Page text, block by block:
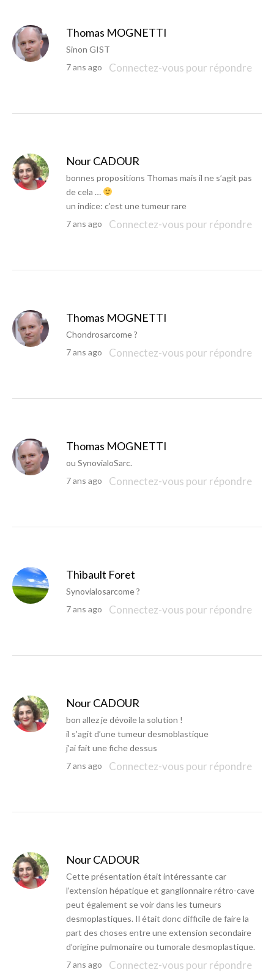
Thomas MOGNETTI
Sinon GIST
7 ans ago
Connectez-vous pour répondre
Nour CADOUR
bonnes propositions Thomas mais il ne s’agit pas
de cela …
un indice: c’est une tumeur rare
7 ans ago
Connectez-vous pour répondre
Thomas MOGNETTI
Chondrosarcome ?
7 ans ago
Connectez-vous pour répondre
Thomas MOGNETTI
ou SynovialoSarc.
7 ans ago
Connectez-vous pour répondre
Thibault Foret
Synovialosarcome ?
7 ans ago
Connectez-vous pour répondre
Nour CADOUR
bon allez je dévoile la solution !
il s’agit d’une tumeur desmoblastique
j’ai fait une fiche dessus
7 ans ago
Connectez-vous pour répondre
Nour CADOUR
Cette présentation était intéressante car
l’extension hépatique et ganglionnaire rétro-cave
peut également se voir dans les tumeurs
desmoplastiques. Il était donc difficile de faire la
part des choses entre une extension secondaire
d’origine pulmonaire ou tumorale desmoplastique.
7 ans ago
Connectez-vous pour répondre